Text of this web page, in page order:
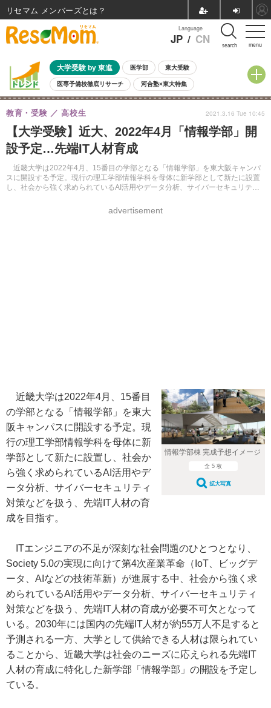
menu
Language
JP / CN search
大学受験 by 東進 医学部 東大受験
医専予備校徹底リサーチ 河合塾×東大特集
親子で考える大学選び 高校受験 中学受験 小学校受験
共通テスト 夏休み
8月開催イベント・WS 全国公立高校 過去問 人気記事
自由研究教材（小学生向け） 自由研究教材（中学生向け）
【大学受験】近大、2022年4月「情報学部」開
設予定…先端IT人材育成
近畿大学は2022年4月、15番目の学部となる「情報学部」を東大阪キャンパ
スに開設する予定。現行の理工学部情報学科を母体に新学部として新たに設置
し、社会から強く求められているAI活用やデータ分析、サイバーセキュリティ
教育・受験 高校生
advertisement
2021.3.16 Tue 10:45
情報学部棟 完成予想イメージ
全 5 枚
拡大写真
近畿大学は2022年4月、15番目
の学部となる「情報学部」を東大
阪キャンパスに開設する予定。現
行の理工学部情報学科を母体に新
学部として新たに設置し、社会か
ら強く求められているAI活用やデ
ータ分析、サイバーセキュリティ
対策などを扱う、先端IT人材の育
成を目指す。
ITエンジニアの不足が深刻な社会問題のひとつとなり、
Society 5.0の実現に向けて第4次産業革命（IoT、ビッグデ
ータ、AIなどの技術革新）が進展する中、社会から強く求
められているAI活用やデータ分析、サイバーセキュリティ
対策などを扱う、先端IT人材の育成が必要不可欠となって
いる。2030年には国内の先端IT人材が約55万人不足すると
予測される一方、大学として供給できる人材は限られてい
ることから、近畿大学は社会のニーズに応えられる先端IT
人材の育成に特化した新学部「情報学部」の開設を予定し
ている。
リセマム メンバーズ